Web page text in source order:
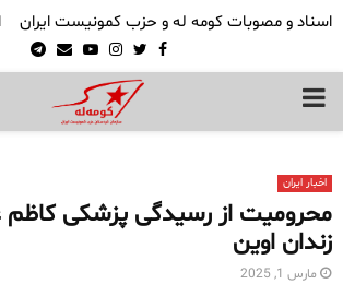
اسناد و مصوبات کومه له و حزب کمونیست ایران
Facebook
Twitter
Instagram
Youtube
Email
PRIMARY
اخبار ایران
محرومیت از رسیدگی پزشکی کاظم
زندان اوین
مارس 1, 2025